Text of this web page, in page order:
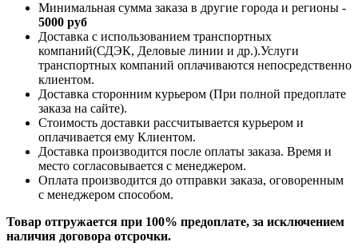
Минимальная сумма заказа в другие города и регионы -
5000 руб
Доставка с использованием транспортных
компаний(СДЭК, Деловые линии и др.).Услуги
транспортных компаний оплачиваются непосредственно
клиентом.
Доставка сторонним курьером (При полной предоплате
заказа на сайте).
Стоимость доставки рассчитывается курьером и
оплачивается ему Клиентом.
Доставка производится после оплаты заказа. Время и
место согласовывается с менеджером.
Оплата производится до отправки заказа, оговоренным
с менеджером способом.
Товар отгружается при 100% предоплате, за исключением
наличия договора отсрочки.